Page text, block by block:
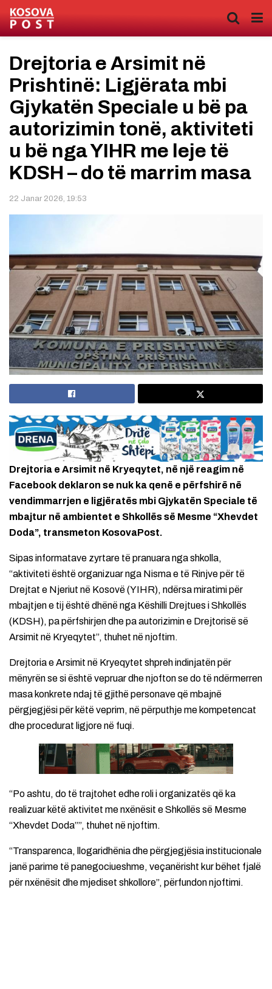
Drejtoria e Arsimit në
Prishtinë: Ligjërata mbi
Gjykatën Speciale u bë pa
autorizimin tonë, aktiviteti
u bë nga YIHR me leje të
KDSH – do të marrim masa
22 Janar 2026, 19:53
Drejtoria e Arsimit në Kryeqytet, në një reagim në
Facebook deklaron se nuk ka qenë e përfshirë në
vendimmarrjen e ligjëratës mbi Gjykatën Speciale të
mbajtur në ambientet e Shkollës së Mesme “Xhevdet
Doda”, transmeton KosovaPost.
Sipas informatave zyrtare të pranuara nga shkolla,
“aktiviteti është organizuar nga Nisma e të Rinjve për të
Drejtat e Njeriut në Kosovë (YIHR), ndërsa miratimi për
mbajtjen e tij është dhënë nga Këshilli Drejtues i Shkollës
(KDSH), pa përfshirjen dhe pa autorizimin e Drejtorisë së
Arsimit në Kryeqytet”, thuhet në njoftim.
Drejtoria e Arsimit në Kryeqytet shpreh indinjatën për
mënyrën se si është vepruar dhe njofton se do të ndërmerren
masa konkrete ndaj të gjithë personave që mbajnë
përgjegjësi për këtë veprim, në përputhje me kompetencat
dhe procedurat ligjore në fuqi.
“Po ashtu, do të trajtohet edhe roli i organizatës që ka
realizuar këtë aktivitet me nxënësit e Shkollës së Mesme
“Xhevdet Doda””, thuhet në njoftim.
“Transparenca, llogaridhënia dhe përgjegjësia institucionale
janë parime të panegociueshme, veçanërisht kur bëhet fjalë
për nxënësit dhe mjediset shkollore”, përfundon njoftimi.